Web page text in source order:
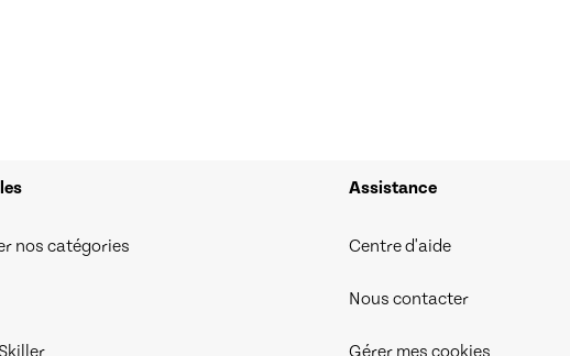
nos catégories
Assistance
Centre d'aide
Nous contacter
Gérer mes cookies